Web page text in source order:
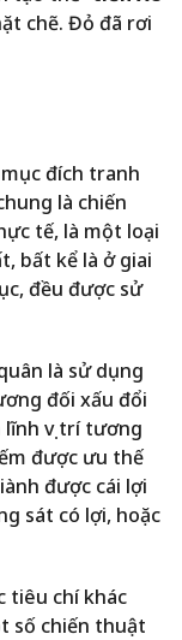
chẽ. Đỏ đã rơi
đích tranh
là chiến
tế, là một loại
bất kể là ở giai
đều được sử
là sử dụng
đối xấu đổi
lĩnh vị trí tương
được ưu thế
được cái lợi
sát có lợi, hoặc
tiêu chí khác
số chiến thuật